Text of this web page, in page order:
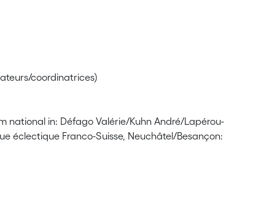
coordinatrices)
national in: Défago Valérie/Kuhn André/Lapérou-
éclectique Franco-Suisse, Neuchâtel/Besançon: